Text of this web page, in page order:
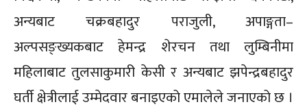
अन्यबाट चक्रबहादुर पराजुली, अपाङ्गता–
अल्पसङ्ख्यकबाट हेमन्द्र शेरचन तथा लुम्बिनीमा
महिलाबाट तुलसाकुमारी केसी र अन्यबाट झपेन्द्रबहादुर
घर्ती क्षेत्रीलाई उम्मेदवार बनाइएको एमालेले जनाएको छ ।